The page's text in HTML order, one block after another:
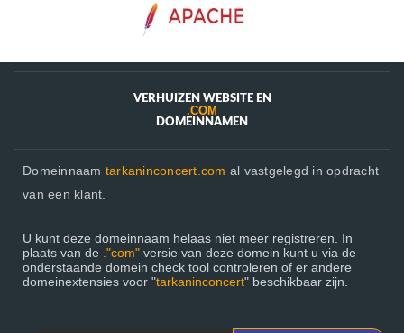
VERHUIZEN WEBSITE EN
.COM
DOMEINNAMEN
Domeinnaam tarkaninconcert.com al vastgelegd in opdracht
van een klant.
U kunt deze domeinnaam helaas niet meer registreren. In
plaats van de ."com" versie van deze domein kunt u via de
onderstaande domein check tool controleren of er andere
domeinextensies voor "tarkaninconcert" beschikbaar zijn.